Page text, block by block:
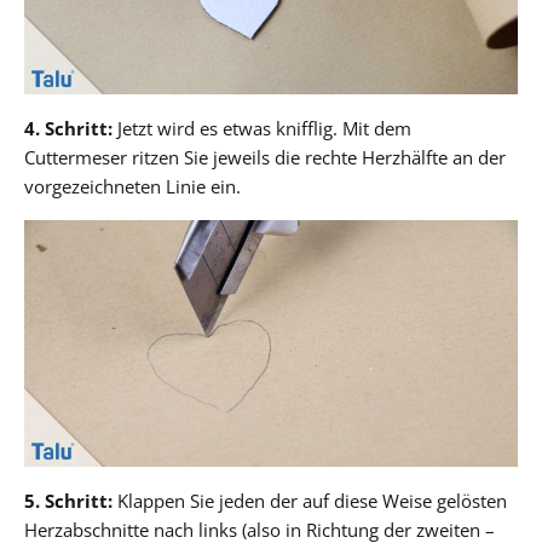
4. Schritt: Jetzt wird es etwas knifflig. Mit dem
Cuttermeser ritzen Sie jeweils die rechte Herzhälfte an der
vorgezeichneten Linie ein.
5. Schritt: Klappen Sie jeden der auf diese Weise gelösten
Herzabschnitte nach links (also in Richtung der zweiten –